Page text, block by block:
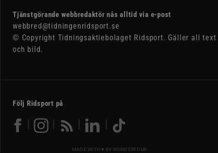
Tjänstgörande webbredaktör nås alltid via e-post
webbred@tidningenridsport.se
© Copyright Tidningsaktiebolaget Ridsport. Gäller all text
och bild.
Följ Ridsport på
MADE WITH ♥ BY WONDERFOUR